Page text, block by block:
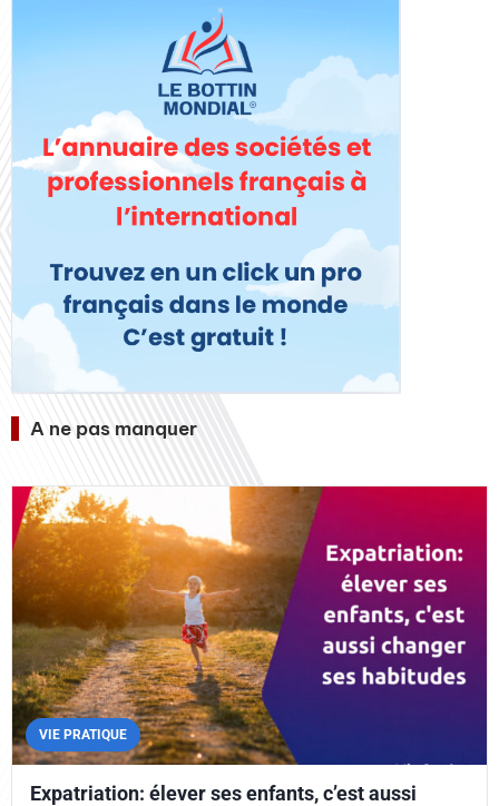
A ne pas manquer
VIE PRATIQUE
Expatriation: élever ses enfants, c’est aussi